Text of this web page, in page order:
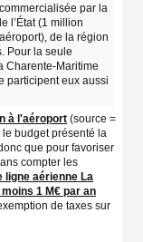
par la
l’État (1 million
de la région
Pour la seule
Charente-Maritime
participent eux aussi
à l'aéroport (source =
budget présenté la
que pour favoriser
compter les
ligne aérienne La
1 M€ par an
de taxes sur